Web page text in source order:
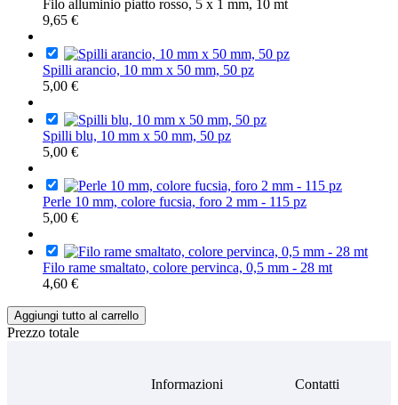
Filo alluminio piatto rosso, 5 x 1 mm, 10 mt
9,65 €
Spilli arancio, 10 mm x 50 mm, 50 pz
5,00 €
Spilli blu, 10 mm x 50 mm, 50 pz
5,00 €
Perle 10 mm, colore fucsia, foro 2 mm - 115 pz
5,00 €
Filo rame smaltato, colore pervinca, 0,5 mm - 28 mt
4,60 €
Aggiungi tutto al carrello
Prezzo totale
Informazioni
Contatti